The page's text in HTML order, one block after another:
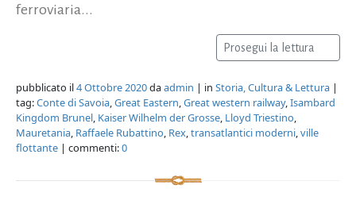
ferroviaria...
Prosegui la lettura
pubblicato il4 Ottobre 2020daadmin | in Storia, Cultura & Lettura |
tag:Conte di Savoia,Great Eastern,Great western railway,Isambard
Kingdom Brunel, Kaiser Wilhelm der Grosse, Lloyd Triestino,
Mauretania, Raffaele Rubattino, Rex,transatlantici moderni,ville
flottante | commenti:0